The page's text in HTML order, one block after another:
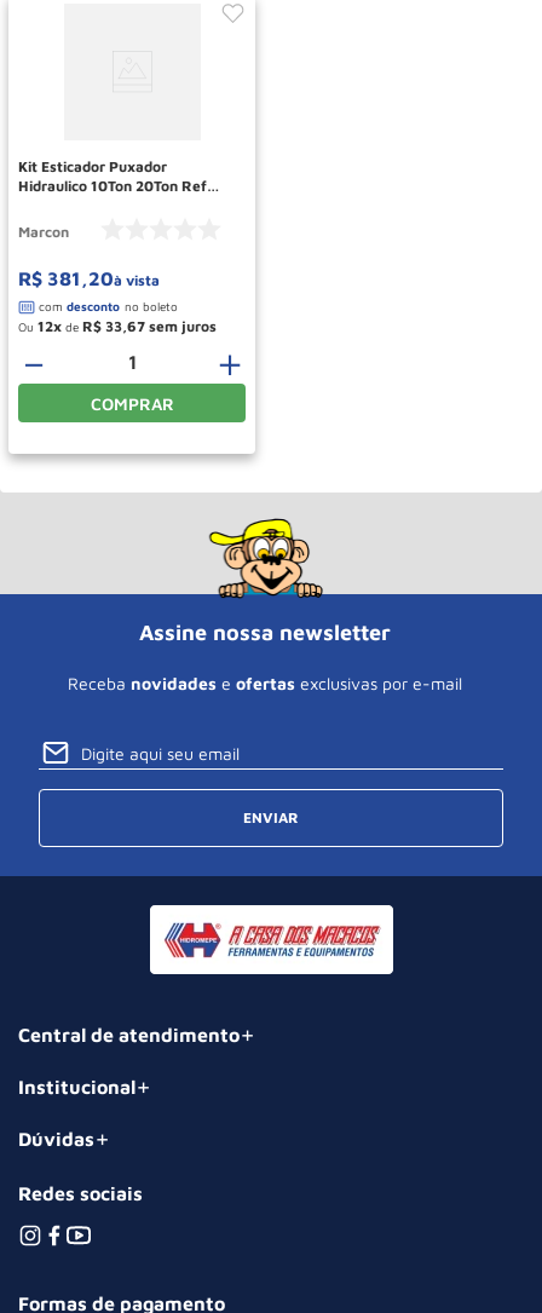
Kit Esticador Puxador
Hidraulico 10Ton 20Ton Ref
Marcon
R$ 381 ,20à vista
Ou 12 de R$ 33 67
＋
－
COMPRAR
Assine nossa newsletter
Receba novidades e ofertas exclusivas por e-mail
ENVIAR
Central de atendimento
Institucional
Dúvidas
Redes sociais
Formas de pagamento